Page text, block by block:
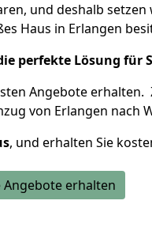
und deshalb
Haus in Erlangen
perfekte Lösung für
Angebote erhalten.
von Erlangen nach
, und erhalten Sie
Angebote erhalten